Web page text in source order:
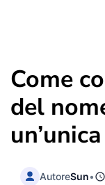
Come
del
AutoreSun•